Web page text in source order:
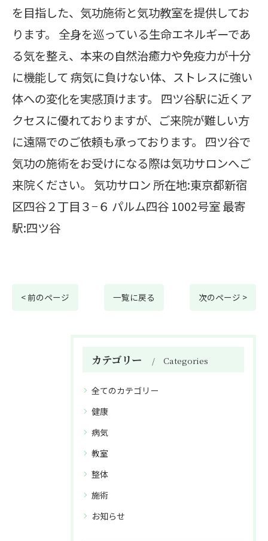
を目指した、気功施術と気功教室を提供してお
ります。 全身を巡っている生命エネルギーであ
る気を整え、本来の自然治癒力や免疫力が十分
に機能して 病気に負けない体、ストレスに強い
体への変化を実感頂けます。 四ツ谷駅に近くア
クセスに優れておりますが、ご来院が難しい方
に遠隔でのご依頼も承っております。 四ツ谷で
気功の施術をお受けになる際は気功サロンへご
来院ください。 気功サロン 所在地:東京都新宿
区四谷２丁目３−６ パルム四谷 1002号室 最寄
駅:四ツ谷
< 前のページ 一覧に戻る 次のページ >
カテゴリー Categories
全てのカテゴリー
健康
病気
教室
整体
施術
お知らせ